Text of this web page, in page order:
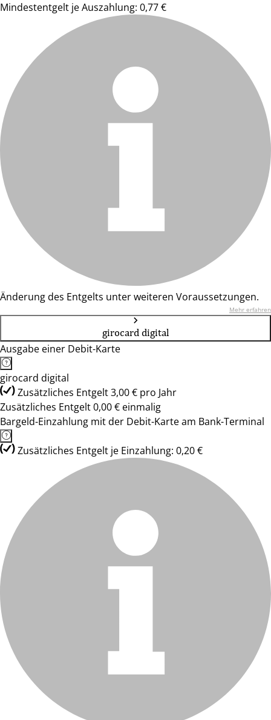
Mindestentgelt je Auszahlung: 0,77 €
Änderung des Entgelts unter weiteren Voraussetzungen.
Mehr erfahren
girocard digital
Ausgabe einer Debit-Karte
girocard digital
Zusätzliches Entgelt 3,00 € pro Jahr
Zusätzliches Entgelt 0,00 € einmalig
Bargeld-Einzahlung mit der Debit-Karte am Bank-Terminal
Zusätzliches Entgelt je Einzahlung: 0,20 €